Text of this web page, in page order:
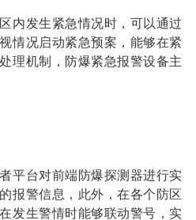
内发生紧急情况时，可以通过
情况启动紧急预案，能够在紧
理机制，防爆紧急报警设备主
平台对前端防爆探测器进行实
报警信息，此外，在各个防区
发生警情时能够联动警号，实